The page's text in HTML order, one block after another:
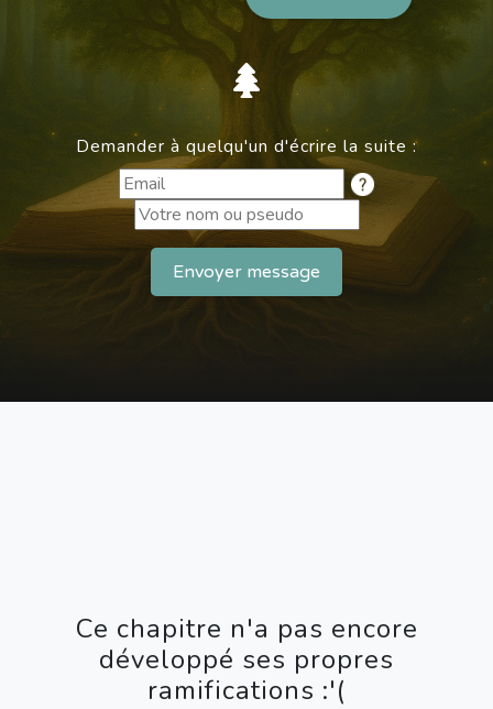
Demander à quelqu'un d'écrire la suite :
Envoyer message
Ce chapitre n'a pas encore
développé ses propres
ramifications :'(